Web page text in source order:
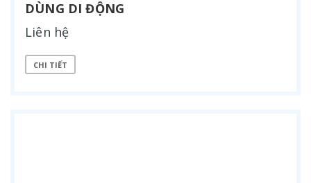
DÙNG DI ĐỘNG
Liên hệ
CHI TIẾT